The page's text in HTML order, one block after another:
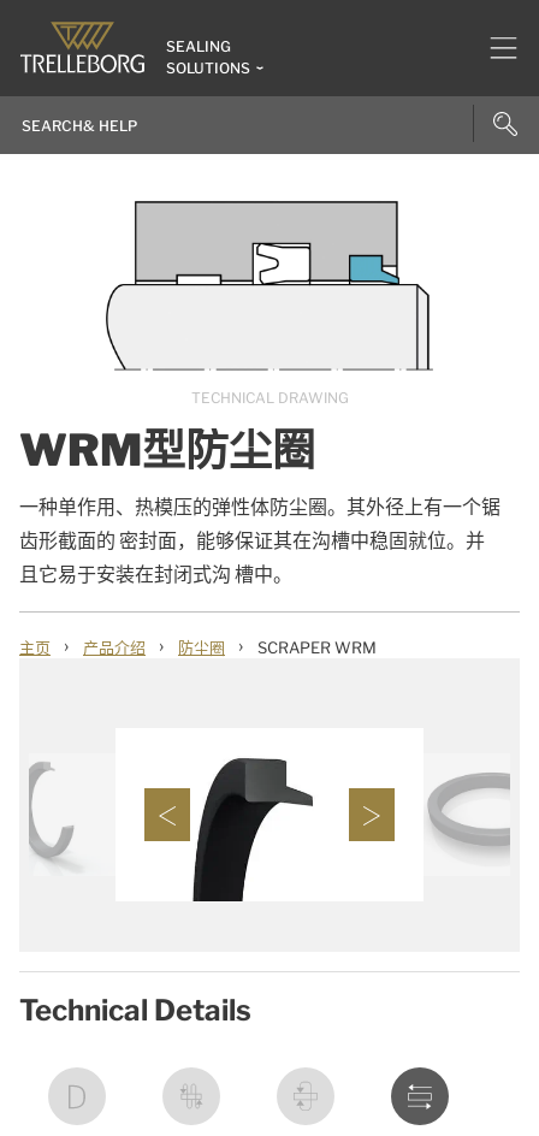
SEALING
SOLUTIONS
WRM型防尘圈
一种单作用、热模压的弹性体防尘圈。其外径上有一个锯
齿形截面的 密封面，能够保证其在沟槽中稳固就位。并
且它易于安装在封闭式沟 槽中。
TECHNICAL DRAWING
主页 › 产品介绍 › 防尘圈 › SCRAPER WRM
Technical Details